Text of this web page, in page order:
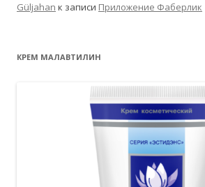
Güljahan к записи Приложение Фаберлик
КРЕМ МАЛАВТИЛИН